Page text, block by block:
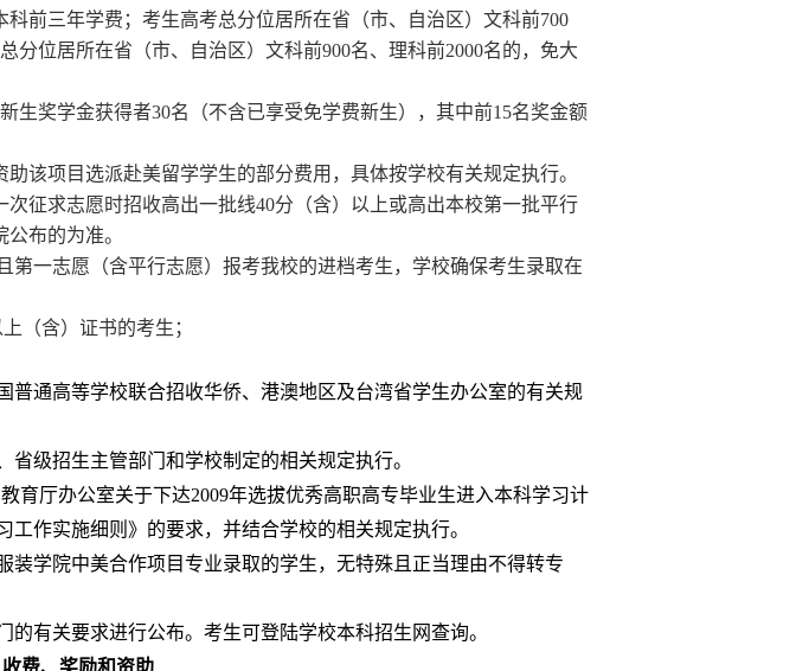
科前三年学费；考生高考总分位居所在省（市、自治区）文科前700
分位居所在省（市、自治区）文科前900名、理科前2000名的，免大
生奖学金获得者30名（不含已享受免学费新生），其中前15名奖金额
该项目选派赴美留学学生的部分费用，具体按学校有关规定执行。
次征求志愿时招收高出一批线40分（含）以上或高出本校第一批平行
布的为准。
一志愿（含平行志愿）报考我校的进档考生，学校确保考生录取在
（含）证书的考生；
普通高等学校联合招收华侨、港澳地区及台湾省学生办公室的有关规
级招生主管部门和学校制定的相关规定执行。
育厅办公室关于下达2009年选拔优秀高职高专毕业生进入本科学习计
作实施细则》的要求，并结合学校的相关规定执行。
学院中美合作项目专业录取的学生，无特殊且正当理由不得转专
的有关要求进行公布。考生可登陆学校本科招生网查询。
费、奖励和资助